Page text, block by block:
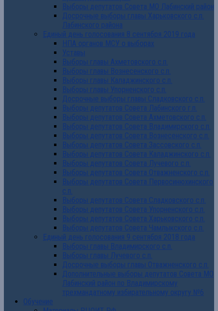
Выборы депутатов Совета МО Лабинский район
Досрочные выборы главы Харьковского с.п.
Лабинского района
Единый день голосования 8 сентября 2019 года
НПА органов МСУ о выборах
Уставы
Выборы главы Ахметовского с.п.
Выборы главы Вознесенского с.п.
Выборы главы Каладжинского с.п.
Выборы главы Упорненского с.п.
Досрочные выборы главы Сладковского с.п.
Выборы депутатов Совета Лабинского г.п.
Выборы депутатов Совета Ахметовского с.п.
Выборы депутатов Совета Владимирского с.п.
Выборы депутатов Совета Вознесенского с.п.
Выборы депутатов Совета Зассовского с.п.
Выборы депутатов Совета Каладжинского с.п.
Выборы депутатов Совета Лучевого с.п.
Выборы депутатов Совета Отважненского с.п.
Выборы депутатов Совета Первосинюхинского
с.п.
Выборы депутатов Совета Сладковского с.п.
Выборы депутатов Совета Упорненского с.п.
Выборы депутатов Совета Харьковского с.п.
Выборы депутатов Совета Чамлыкского с.п.
Единый день голосования 9 сентября 2018 года
Выборы главы Владимирского с.п.
Выборы главы Лучевого с.п.
Досрочные выборы главы Отважненского с.п.
Дополнительные выборы депутатов Совета МО
Лабинский район по Владимирскому
трехмандатному избирательному округу №6
Обучение